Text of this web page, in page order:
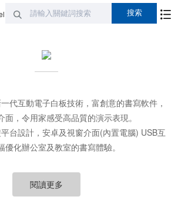
代互動電子白板技術，富創意的書寫軟件，
面，令用家感受高品質的演示表現。
台設計，安卓及視窗介面(內置電腦) USB互
優化辦公室及教室的書寫體驗。
閱讀更多